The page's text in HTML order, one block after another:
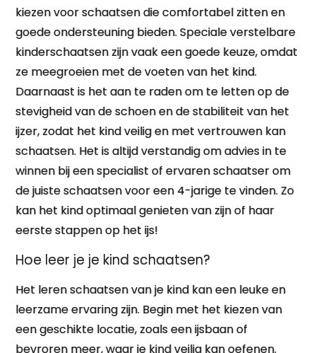
kiezen voor schaatsen die comfortabel zitten en
goede ondersteuning bieden. Speciale verstelbare
kinderschaatsen zijn vaak een goede keuze, omdat
ze meegroeien met de voeten van het kind.
Daarnaast is het aan te raden om te letten op de
stevigheid van de schoen en de stabiliteit van het
ijzer, zodat het kind veilig en met vertrouwen kan
schaatsen. Het is altijd verstandig om advies in te
winnen bij een specialist of ervaren schaatser om
de juiste schaatsen voor een 4-jarige te vinden. Zo
kan het kind optimaal genieten van zijn of haar
eerste stappen op het ijs!
Hoe leer je je kind schaatsen?
Het leren schaatsen van je kind kan een leuke en
leerzame ervaring zijn. Begin met het kiezen van
een geschikte locatie, zoals een ijsbaan of
bevroren meer, waar je kind veilig kan oefenen.